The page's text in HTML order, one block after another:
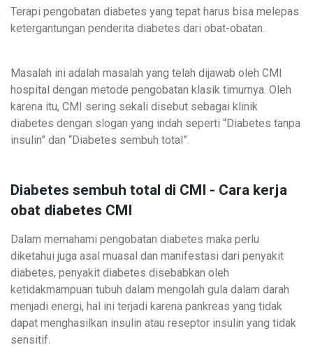
Terapi pengobatan diabetes yang tepat harus bisa melepas
ketergantungan penderita diabetes dari obat-obatan.
Masalah ini adalah masalah yang telah dijawab oleh CMI
hospital dengan metode pengobatan klasik timurnya. Oleh
karena itu, CMI sering sekali disebut sebagai klinik
diabetes dengan slogan yang indah seperti “Diabetes tanpa
insulin” dan “Diabetes sembuh total”.
Diabetes sembuh total di CMI - Cara kerja
obat diabetes CMI
Dalam memahami pengobatan diabetes maka perlu
diketahui juga asal muasal dan manifestasi dari penyakit
diabetes, penyakit diabetes disebabkan oleh
ketidakmampuan tubuh dalam mengolah gula dalam darah
menjadi energi, hal ini terjadi karena pankreas yang tidak
dapat menghasilkan insulin atau reseptor insulin yang tidak
sensitif.